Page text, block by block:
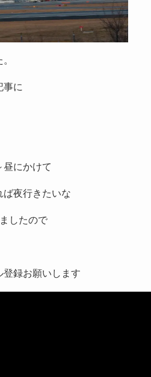
事に
にかけて
夜行きたいな
したので
登録お願いします